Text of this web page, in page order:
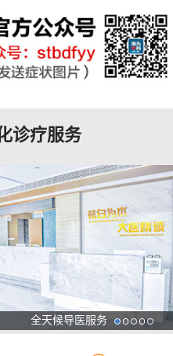
诊疗服务
全天候导医服务